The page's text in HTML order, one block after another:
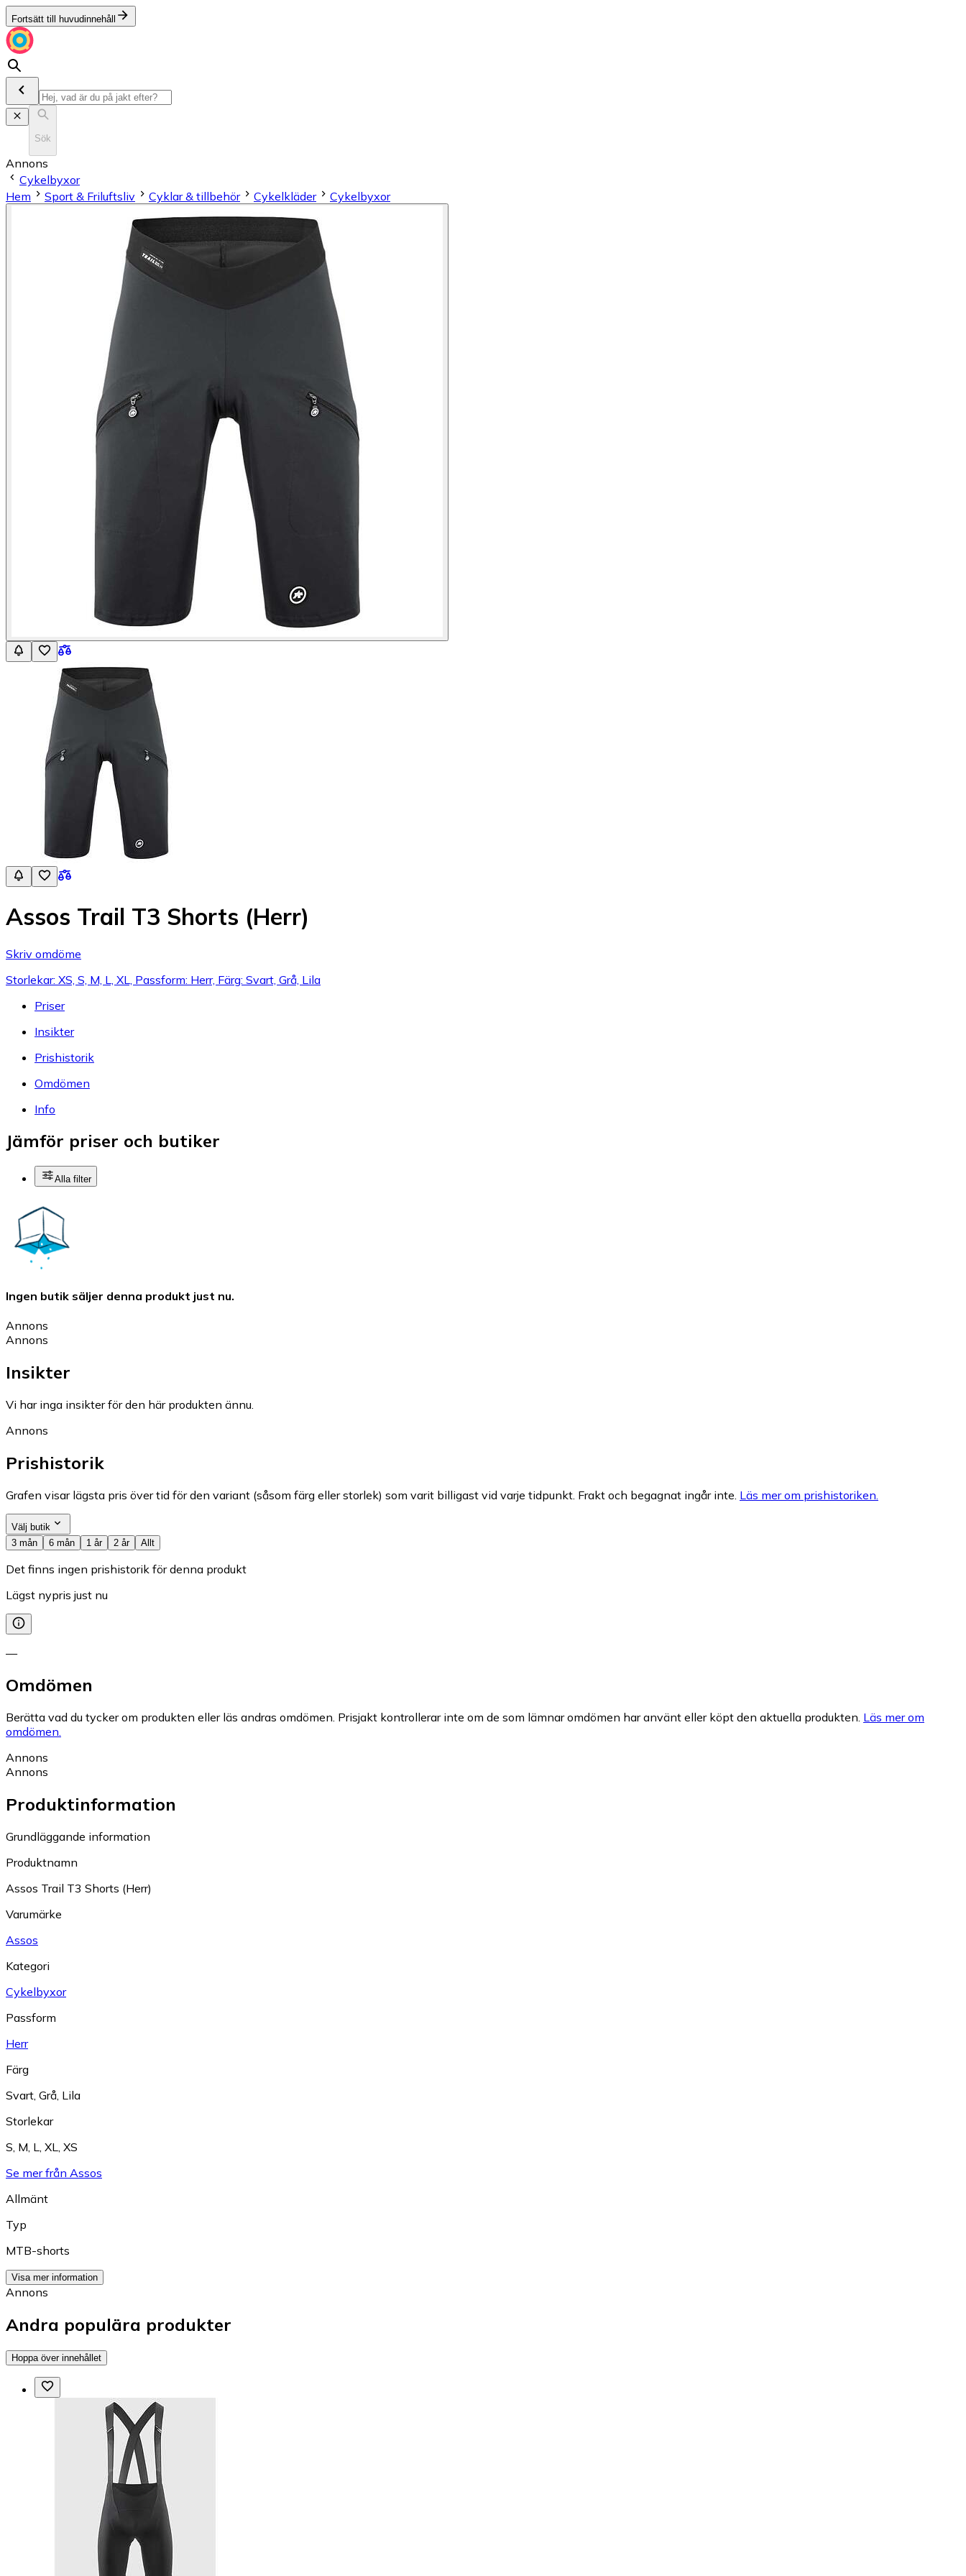
Fortsätt till huvudinnehåll
Sök
Annons
Cykelbyxor
Hem
Sport & Friluftsliv Cyklar & tillbehör Cykelkläder Cykelbyxor
Assos Trail T3 Shorts (Herr)
Skriv omdöme
Storlekar: XS, S, M, L, XL, Passform: Herr, Färg: Svart, Grå, Lila
Priser
Insikter
Prishistorik
Omdömen
Info
Jämför priser och butiker
Alla filter
Ingen butik säljer denna produkt just nu.
Annons
Annons
Insikter
Vi har inga insikter för den här produkten ännu.
Annons
Prishistorik
Grafen visar lägsta pris över tid för den variant (såsom färg eller storlek) som varit billigast vid varje tidpunkt. Frakt och begagnat ingår inte. Läs mer om prishistoriken.
Välj butik
3 mån
6 mån 1 år 2 år Allt
Det finns ingen prishistorik för denna produkt
Lägst nypris just nu
—
Omdömen
Berätta vad du tycker om produkten eller läs andras omdömen. Prisjakt kontrollerar inte om de som lämnar omdömen har använt eller köpt den aktuella produkten. Läs mer om
omdömen.
Annons
Annons
Produktinformation
Grundläggande information
Produktnamn
Assos Trail T3 Shorts (Herr)
Varumärke
Assos
Kategori
Cykelbyxor
Passform
Herr
Färg
Svart, Grå, Lila
Storlekar
S, M, L, XL, XS
Se mer från Assos
Allmänt
Typ
MTB-shorts
Visa mer information
Annons
Andra populära produkter
Hoppa över innehållet